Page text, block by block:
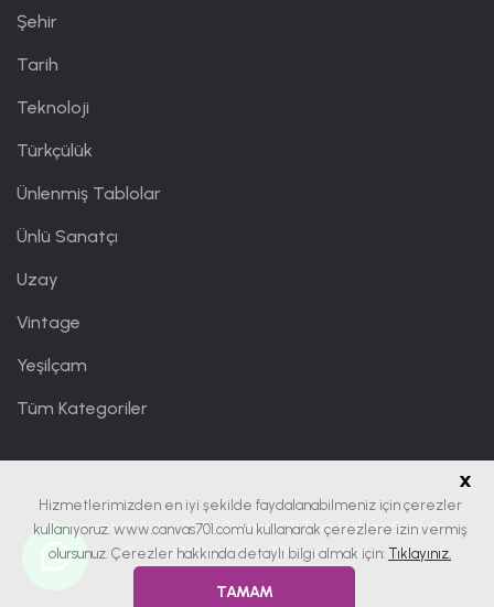
Şehir
Tarih
Teknoloji
Türkçülük
Ünlenmiş Tablolar
Ünlü Sanatçı
Uzay
Vintage
Yeşilçam
Tüm Kategoriler
Copyright © 2019 - 2026Canvas701| Tüm Hakları Saklıdır.
Canvas701 birOffice701markasıdır.
x
Hizmetlerimizden en iyi şekilde faydalanabilmeniz için çerezler
kullanıyoruz. www.canvas701.com’u kullanarak çerezlere izin vermiş
olursunuz. Çerezler hakkında detaylı bilgi almak için: Tıklayınız.
TAMAM